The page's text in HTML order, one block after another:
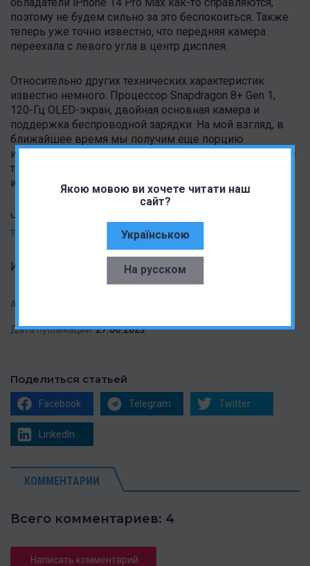
Якою мовою ви хочете читати наш
сайт?
Українською
На русском
поэтому не будем сильно за это беспокоиться. Также
теперь уже точно известно, что передняя камера
переехала с левого угла в центр дисплея.
Относительно других технических характеристик
известно немного. Процессор Snapdragon 8+ Gen 1,
120-Гц OLED-экран, двойная основная камера и
поддержка беспроводной зарядки. На мой взгляд, в
ближайшее время мы получим еще порцию
информации и там нам, возможно, расскажут еще что-
то. Напомним, что официальная дата анонса уже
известна, презентация состоится 11 июля.
Читать также:
техпроцесс, но старые болячки
Источник:
Автор:
Дата публикации:27.06.2023
Поделиться статьей
Facebook Telegram Twitter
LinkedIn
КОММЕНТАРИИ
Всего комментариев: 4
Написать комментарий